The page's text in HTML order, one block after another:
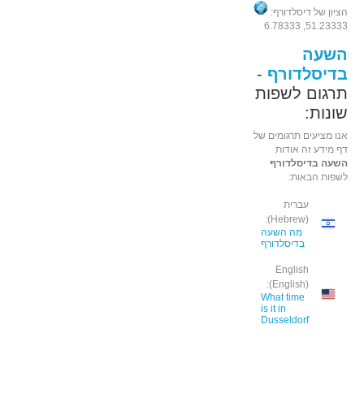
הציון של דיסלדורף:
51.23333, 6.78333
השעה
בדיסלדורף -
תרגום לשפות
שונות:
אנו מציעים תרגומים של
דף מידע זה אודות
השעה בדיסלדורף
לשפות הבאות:
עברית
(Hebrew):
מה השעה
בדיסלדורף
English
(English):
What time
is it in
Dusseldorf